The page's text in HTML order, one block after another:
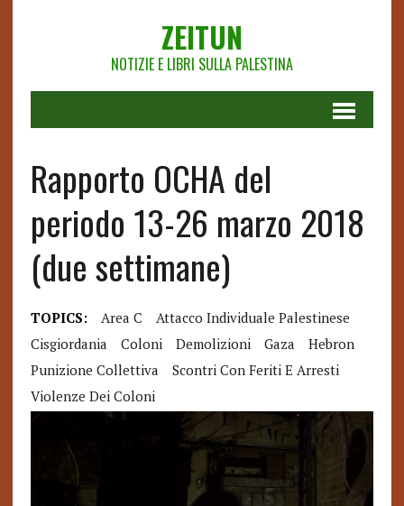
ZEITUN
NOTIZIE E LIBRI SULLA PALESTINA
Rapporto OCHA del
periodo 13-26 marzo 2018
(due settimane)
TOPICS: Area C
Attacco Individuale Palestinese
Cisgiordania
Coloni Demolizioni Gaza
Hebron
Punizione Collettiva
Scontri Con Feriti E Arresti
Violenze Dei Coloni